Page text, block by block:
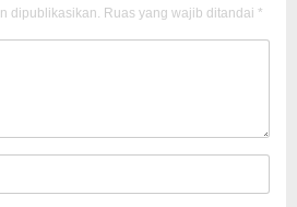
dipublikasikan. Ruas yang wajib ditandai *